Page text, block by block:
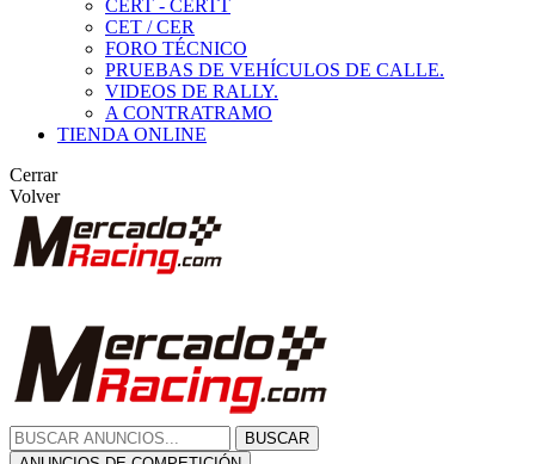
CERT - CERTT
CET / CER
FORO TÉCNICO
PRUEBAS DE VEHÍCULOS DE CALLE.
VIDEOS DE RALLY.
A CONTRATRAMO
TIENDA ONLINE
Cerrar
Volver
BUSCAR
ANUNCIOS DE COMPETICIÓN